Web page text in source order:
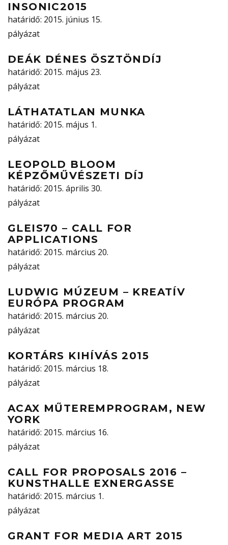
INSONIC2015
határidő: 2015. június 15.
pályázat
DEÁK DÉNES ÖSZTÖNDÍJ
határidő: 2015. május 23.
pályázat
LÁTHATATLAN MUNKA
határidő: 2015. május 1.
pályázat
LEOPOLD BLOOM
KÉPZŐMŰVÉSZETI DÍJ
határidő: 2015. április 30.
pályázat
GLEIS70 – CALL FOR
APPLICATIONS
határidő: 2015. március 20.
pályázat
LUDWIG MÚZEUM – KREATÍV
EURÓPA PROGRAM
határidő: 2015. március 20.
pályázat
KORTÁRS KIHÍVÁS 2015
határidő: 2015. március 18.
pályázat
ACAX MŰTEREMPROGRAM, NEW
YORK
határidő: 2015. március 16.
pályázat
CALL FOR PROPOSALS 2016 –
KUNSTHALLE EXNERGASSE
határidő: 2015. március 1.
pályázat
GRANT FOR MEDIA ART 2015